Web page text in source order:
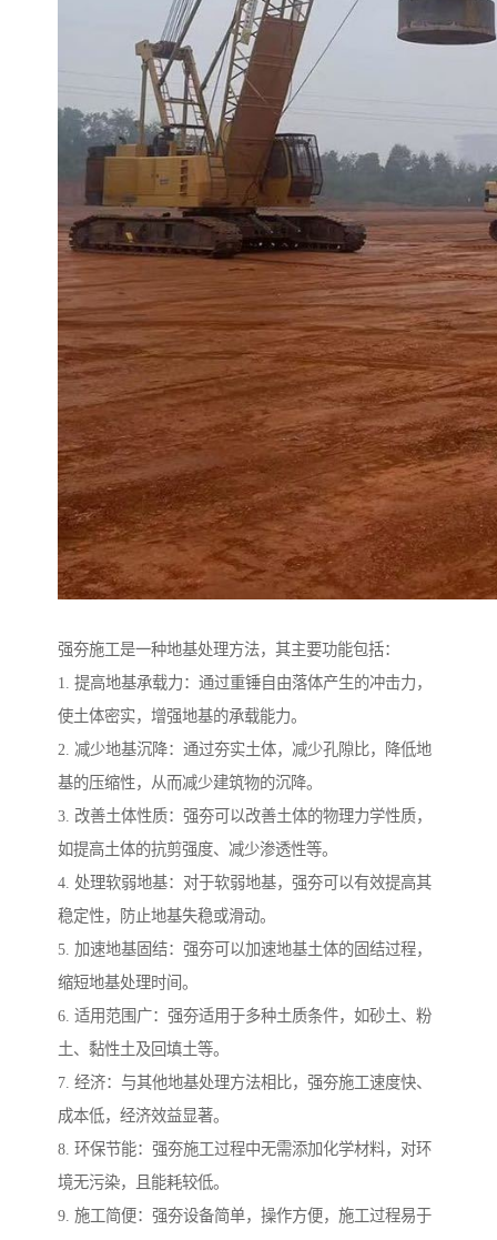
强夯施工是一种地基处理方法，其主要功能包括：
1. 提高地基承载力：通过重锤自由落体产生的冲击力，
使土体密实，增强地基的承载能力。
2. 减少地基沉降：通过夯实土体，减少孔隙比，降低地
基的压缩性，从而减少建筑物的沉降。
3. 改善土体性质：强夯可以改善土体的物理力学性质，
如提高土体的抗剪强度、减少渗透性等。
4. 处理软弱地基：对于软弱地基，强夯可以有效提高其
稳定性，防止地基失稳或滑动。
5. 加速地基固结：强夯可以加速地基土体的固结过程，
缩短地基处理时间。
6. 适用范围广：强夯适用于多种土质条件，如砂土、粉
土、黏性土及回填土等。
7. 经济：与其他地基处理方法相比，强夯施工速度快、
成本低，经济效益显著。
8. 环保节能：强夯施工过程中无需添加化学材料，对环
境无污染，且能耗较低。
9. 施工简便：强夯设备简单，操作方便，施工过程易于